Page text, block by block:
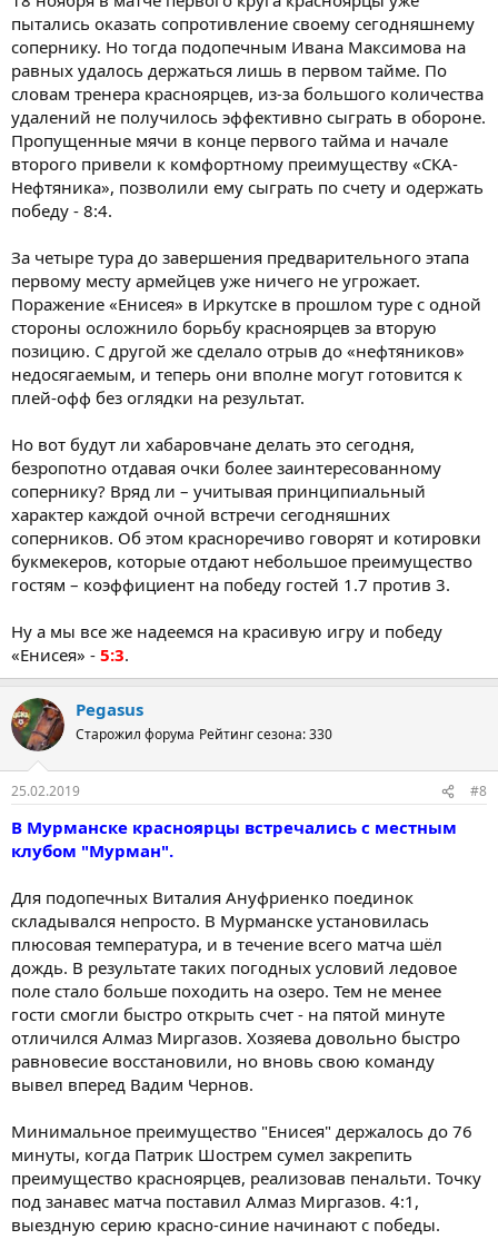
пытались оказать сопротивление своему сегодняшнему
сопернику. Но тогда подопечным Ивана Максимова на
равных удалось держаться лишь в первом тайме. По
словам тренера красноярцев, из-за большого количества
удалений не получилось эффективно сыграть в обороне.
Пропущенные мячи в конце первого тайма и начале
второго привели к комфортному преимуществу «СКА-
Нефтяника», позволили ему сыграть по счету и одержать
победу - 8:4.
За четыре тура до завершения предварительного этапа
первому месту армейцев уже ничего не угрожает.
Поражение «Енисея» в Иркутске в прошлом туре с одной
стороны осложнило борьбу красноярцев за вторую
позицию. С другой же сделало отрыв до «нефтяников»
недосягаемым, и теперь они вполне могут готовится к
плей-офф без оглядки на результат.
Но вот будут ли хабаровчане делать это сегодня,
безропотно отдавая очки более заинтересованному
сопернику? Вряд ли – учитывая принципиальный
характер каждой очной встречи сегодняшних
соперников. Об этом красноречиво говорят и котировки
букмекеров, которые отдают небольшое преимущество
гостям – коэффициент на победу гостей 1.7 против 3.
Ну а мы все же надеемся на красивую игру и победу
«Енисея» - 5:3.
Pegasus
Старожил форума Рейтинг сезона: 330
25.02.2019 #8
В Мурманске красноярцы встречались с местным
клубом "Мурман".
Для подопечных Виталия Ануфриенко поединок
складывался непросто. В Мурманске установилась
плюсовая температура, и в течение всего матча шёл
дождь. В результате таких погодных условий ледовое
поле стало больше походить на озеро. Тем не менее
гости смогли быстро открыть счет - на пятой минуте
отличился Алмаз Миргазов. Хозяева довольно быстро
равновесие восстановили, но вновь свою команду
вывел вперед Вадим Чернов.
Минимальное преимущество "Енисея" держалось до 76
минуты, когда Патрик Шострем сумел закрепить
преимущество красноярцев, реализовав пенальти. Точку
под занавес матча поставил Алмаз Миргазов. 4:1,
выездную серию красно-синие начинают с победы.